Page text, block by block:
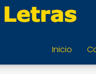
Inicio